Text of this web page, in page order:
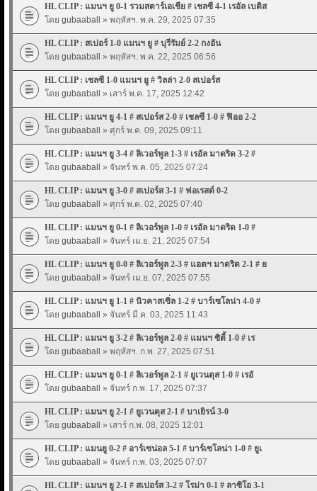
HL CLIP : แมนฯ ยู 0-1 รวมสตาร์เอเชีย # เชลซี 4-1 เรอัล เบติส
โดย gubaaball » พฤหัสฯ. พ.ค. 29, 2025 07:35
HL CLIP : สเปอร์ 1-0 แมนฯ ยู # บุรีรัมย์ 2-2 กงอัน
โดย gubaaball » พฤหัสฯ. พ.ค. 22, 2025 06:56
HL CLIP : เชลซี 1-0 แมนฯ ยู # วิลล่า 2-0 สเปอร์ส
โดย gubaaball » เสาร์ พ.ค. 17, 2025 12:42
HL CLIP : แมนฯ ยู 4-1 # สเปอร์ส 2-0 # เชลซี 1-0 # ฟิออ 2-2
โดย gubaaball » ศุกร์ พ.ค. 09, 2025 09:11
HL CLIP : แมนฯ ยู 3-4 # ลิเวอร์พูล 1-3 # เรอัล มาดริด 3-2 #
โดย gubaaball » จันทร์ พ.ค. 05, 2025 07:24
HL CLIP : แมนฯ ยู 3-0 # สเปอร์ส 3-1 # ฟอเรสต์ 0-2
โดย gubaaball » ศุกร์ พ.ค. 02, 2025 07:40
HL CLIP : แมนฯ ยู 0-1 # ลิเวอร์พูล 1-0 # เรอัล มาดริด 1-0 #
โดย gubaaball » จันทร์ เม.ย. 21, 2025 07:54
HL CLIP : แมนฯ ยู 0-0 # ลิเวอร์พูล 2-3 # แอตฯ มาดริด 2-1 # ย
โดย gubaaball » จันทร์ เม.ย. 07, 2025 07:55
HL CLIP : แมนฯ ยู 1-1 # นิวคาสเซิ่ล 1-2 # บาร์เซโลน่า 4-0 #
โดย gubaaball » จันทร์ มี.ค. 03, 2025 11:43
HL CLIP : แมนฯ ยู 3-2 # ลิเวอร์พูล 2-0 # แมนฯ ซิตี้ 1-0 # เร
โดย gubaaball » พฤหัสฯ. ก.พ. 27, 2025 07:51
HL CLIP : แมนฯ ยู 0-1 # ลิเวอร์พูล 2-1 # ยูเวนตุส 1-0 # เรอั
โดย gubaaball » จันทร์ ก.พ. 17, 2025 07:37
HL CLIP : แมนฯ ยู 2-1 # ยูเวนตุส 2-1 # บาเยิรน์ 3-0
โดย gubaaball » เสาร์ ก.พ. 08, 2025 12:01
HL CLIP : แมนยู 0-2 # อาร์เซน่อล 5-1 # บาร์เซโลน่า 1-0 # ยูเ
โดย gubaaball » จันทร์ ก.พ. 03, 2025 07:07
HL CLIP : แมนฯ ยู 2-1 # สเปอร์ส 3-2 # โรม่า 0-1 # ลาซิโอ 3-1